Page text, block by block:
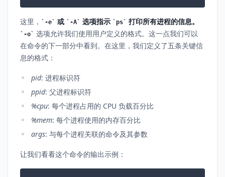
这里， -e 或 -A 选项指示 ps 打印所有进程的信息。
-o
选项允许我们使用用户定义的格式。这一点我们可以
在命令的下一部分中看到。在这里，我们定义了五条关键信
息的格式：
pid: 进程标识符
ppid: 父进程标识符
%cpu: 每个进程占用的 CPU 负载百分比
%mem: 每个进程使用的内存百分比
args: 与每个进程关联的命令及其参数
让我们看看这个命令的输出示例：